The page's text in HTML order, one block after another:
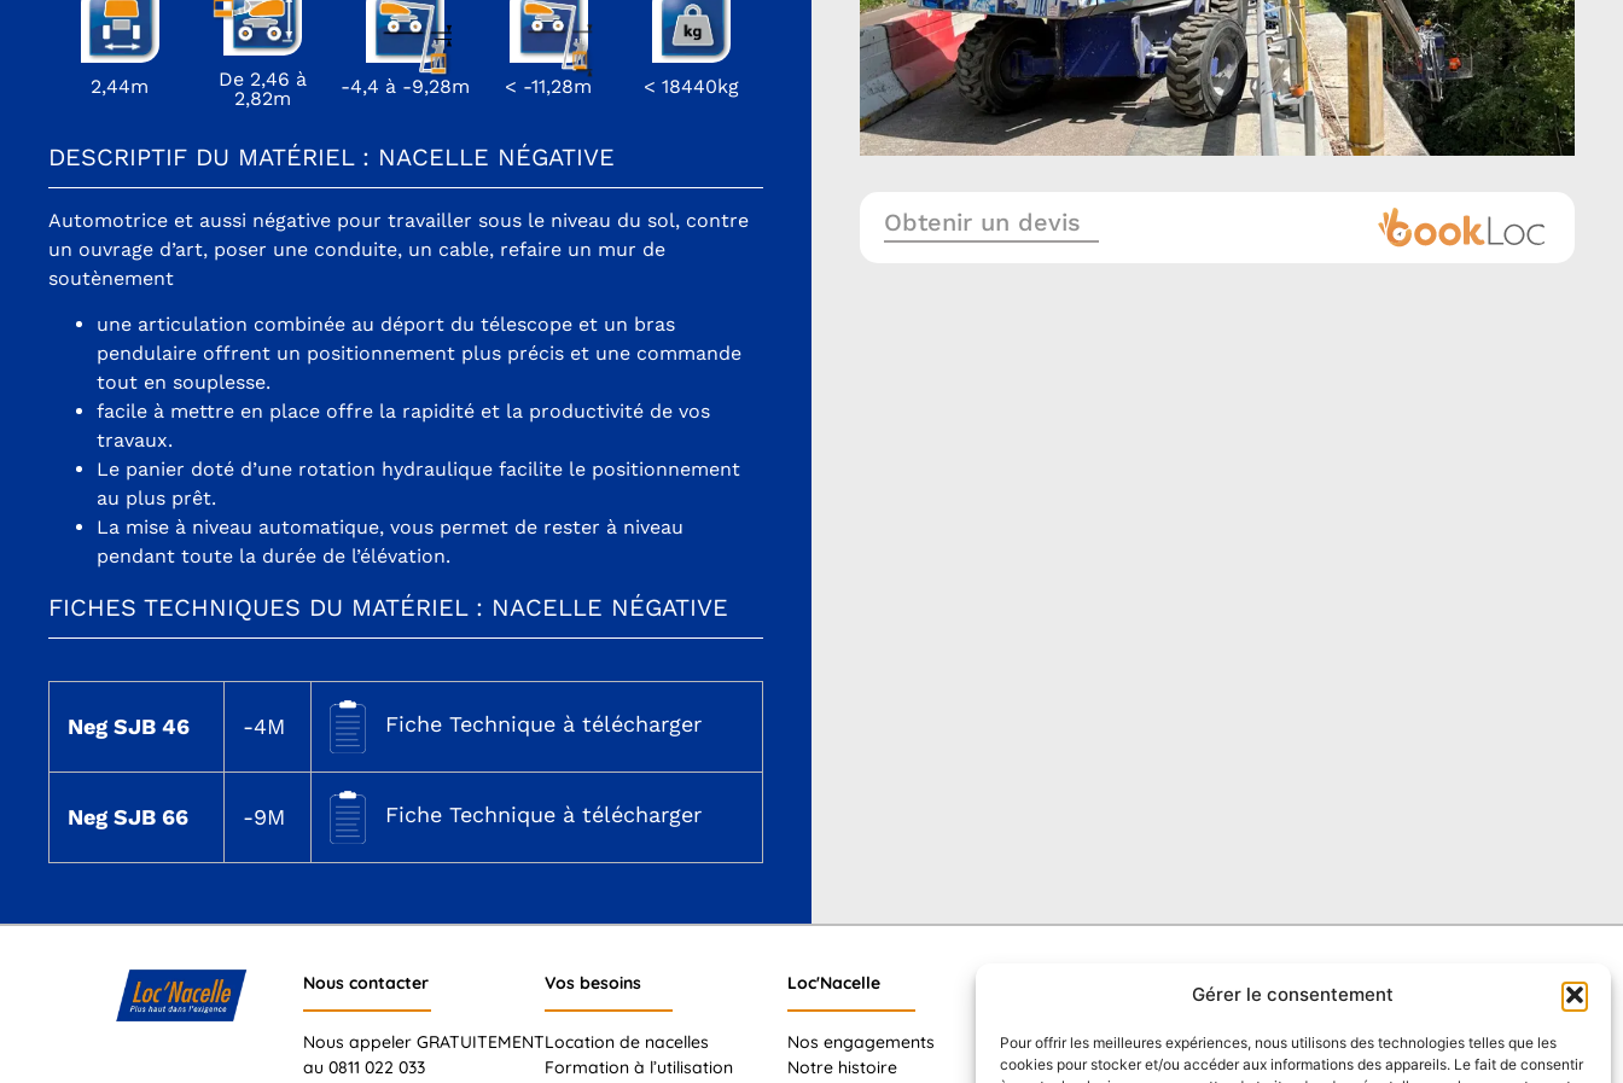
Gérer le consentement
Pour offrir les meilleures expériences, nous utilisons des technologies telles que les
cookies pour stocker et/ou accéder aux informations des appareils. Le fait de consentir
2,44m
De 2,46 à
2,82m
-4,4 à -9,28m < -11,28m < 18440kg
DESCRIPTIF DU MATÉRIEL : NACELLE NÉGATIVE
Automotrice et aussi négative pour travailler sous le niveau du sol, contre
un ouvrage d’art, poser une conduite, un cable, refaire un mur de
soutènement
une articulation combinée au déport du télescope et un bras
pendulaire offrent un positionnement plus précis et une commande
tout en souplesse.
facile à mettre en place offre la rapidité et la productivité de vos
travaux.
Le panier doté d’une rotation hydraulique facilite le positionnement
au plus prêt.
La mise à niveau automatique, vous permet de rester à niveau
pendant toute la durée de l’élévation.
FICHES TECHNIQUES DU MATÉRIEL : NACELLE NÉGATIVE
Neg SJB 46 -4M Fiche Technique à télécharger
Neg SJB 66 -9M Fiche Technique à télécharger
Obtenir un devis
Nous contacter
Nous appeler GRATUITEMENT
au 0811 022 033
Vos besoins
Location de nacelles
Formation à l’utilisation
Loc'Nacelle
Nos engagements
Notre histoire
Clermont-Ferrand
Lyon
Restons connecté